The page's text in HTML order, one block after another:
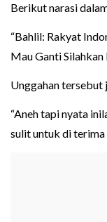
Berikut narasi
“Bahlil: Rakyat
Mau Ganti Silahkan
Unggahan tersebut
“Aneh tapi nyata
sulit untuk di terima